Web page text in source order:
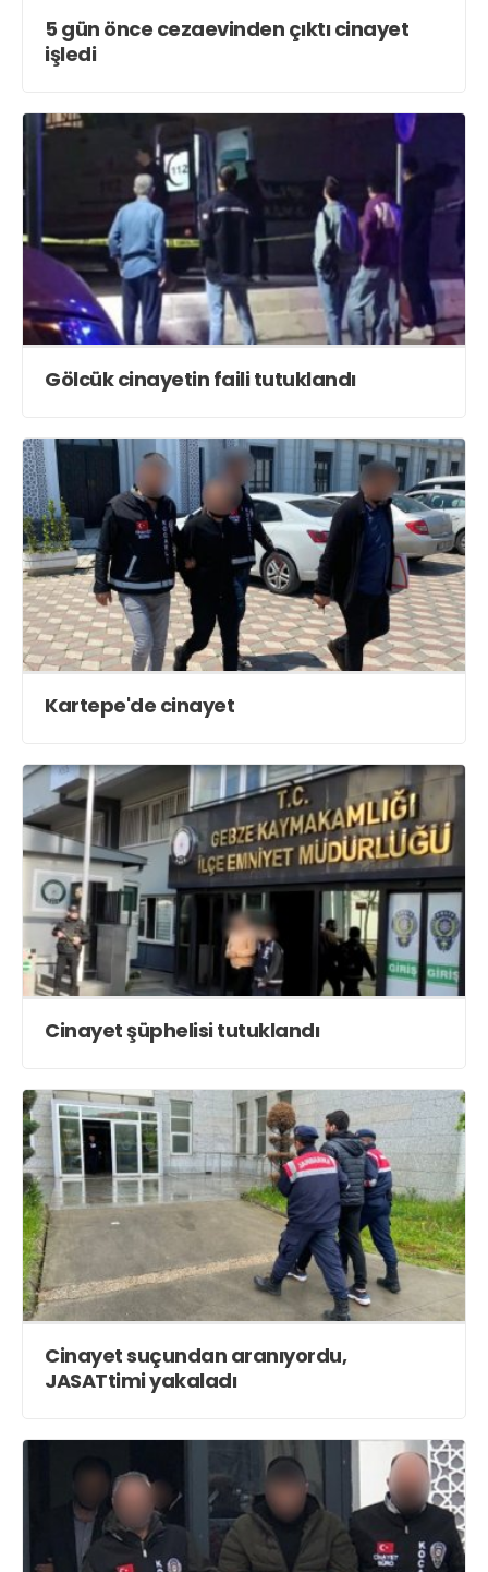
5 gün önce cezaevinden çıktı cinayet
işledi
Gölcük cinayetin faili tutuklandı
Kartepe'de cinayet
Cinayet şüphelisi tutuklandı
Cinayet suçundan aranıyordu,
JASATtimi yakaladı